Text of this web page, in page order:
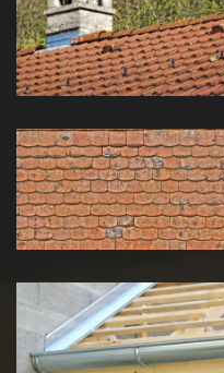
zingueur 39
Jura
démoussage de
toiture 39
Jura
Pose de
Chéneau 39
Jura